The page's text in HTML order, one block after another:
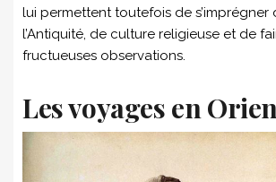
lui permettent toutefois de s’imprégner
l’Antiquité, de culture religieuse et de
fructueuses observations.
Les voyages en